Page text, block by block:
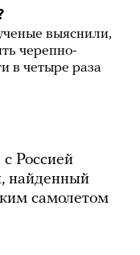
выяснили,
черепно-
в четыре раза
Россией
найденный
самолетом